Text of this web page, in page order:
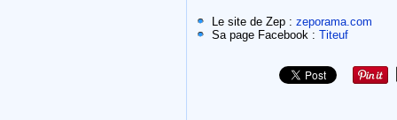
Le site de Zep : zeporama.com
Sa page Facebook : Titeuf